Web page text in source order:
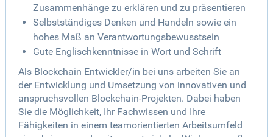
Zusammenhänge zu erklären und zu präsentieren
Selbstständiges Denken und Handeln sowie ein
hohes Maß an Verantwortungsbewusstsein
Gute Englischkenntnisse in Wort und Schrift
Als Blockchain Entwickler/in bei uns arbeiten Sie an
der Entwicklung und Umsetzung von innovativen und
anspruchsvollen Blockchain-Projekten. Dabei haben
Sie die Möglichkeit, Ihr Fachwissen und Ihre
Fähigkeiten in einem teamorientierten Arbeitsumfeld